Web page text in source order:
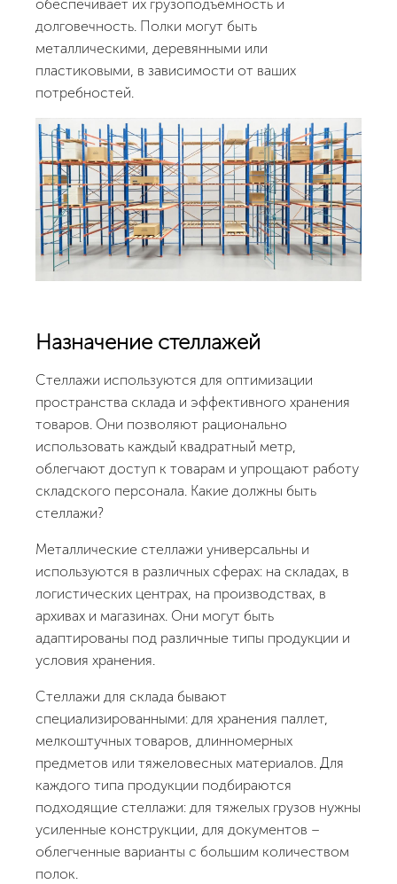
обеспечивает их грузоподъемность и
долговечность. Полки могут быть
металлическими, деревянными или
пластиковыми, в зависимости от ваших
потребностей.
Назначение стеллажей
Стеллажи используются для оптимизации
пространства склада и эффективного хранения
товаров. Они позволяют рационально
использовать каждый квадратный метр,
облегчают доступ к товарам и упрощают работу
складского персонала. Какие должны быть
стеллажи?
Металлические стеллажи универсальны и
используются в различных сферах: на складах, в
логистических центрах, на производствах, в
архивах и магазинах. Они могут быть
адаптированы под различные типы продукции и
условия хранения.
Стеллажи для склада бывают
специализированными: для хранения паллет,
мелкоштучных товаров, длинномерных
предметов или тяжеловесных материалов. Для
каждого типа продукции подбираются
подходящие стеллажи: для тяжелых грузов нужны
усиленные конструкции, для документов –
облегченные варианты с большим количеством
полок.